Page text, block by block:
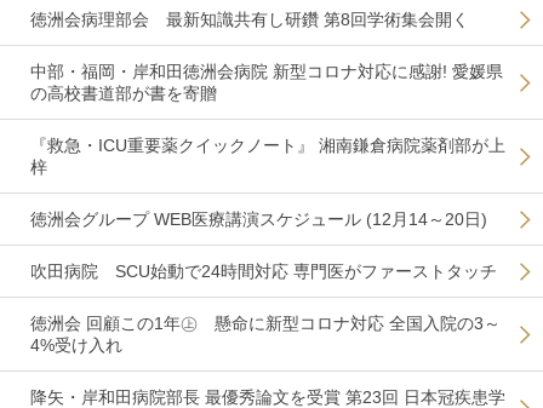
徳洲会病理部会 最新知識共有し研鑽 第8回学術集会開く
中部・福岡・岸和田徳洲会病院 新型コロナ対応に感謝! 愛媛県
の高校書道部が書を寄贈
『救急・ICU重要薬クイックノート』 湘南鎌倉病院薬剤部が上
梓
徳洲会グループ WEB医療講演スケジュール (12月14～20日)
吹田病院 SCU始動で24時間対応 専門医がファーストタッチ
徳洲会 回顧この1年㊤ 懸命に新型コロナ対応 全国入院の3～
4%受け入れ
降矢・岸和田病院部長 最優秀論文を受賞 第23回 日本冠疾患学